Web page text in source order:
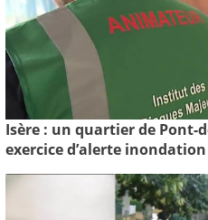
Isère : un quartier de Pont-
exercice d’alerte inondation